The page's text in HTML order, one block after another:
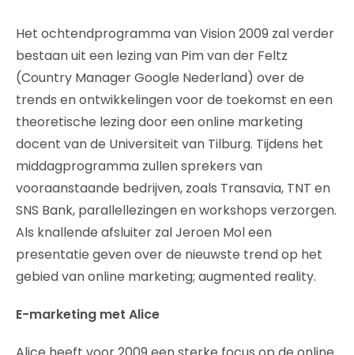
Het ochtendprogramma van Vision 2009 zal verder
bestaan uit een lezing van Pim van der Feltz
(Country Manager Google Nederland) over de
trends en ontwikkelingen voor de toekomst en een
theoretische lezing door een online marketing
docent van de Universiteit van Tilburg. Tijdens het
middagprogramma zullen sprekers van
vooraanstaande bedrijven, zoals Transavia, TNT en
SNS Bank, parallellezingen en workshops verzorgen.
Als knallende afsluiter zal Jeroen Mol een
presentatie geven over de nieuwste trend op het
gebied van online marketing; augmented reality.
E-marketing met Alice